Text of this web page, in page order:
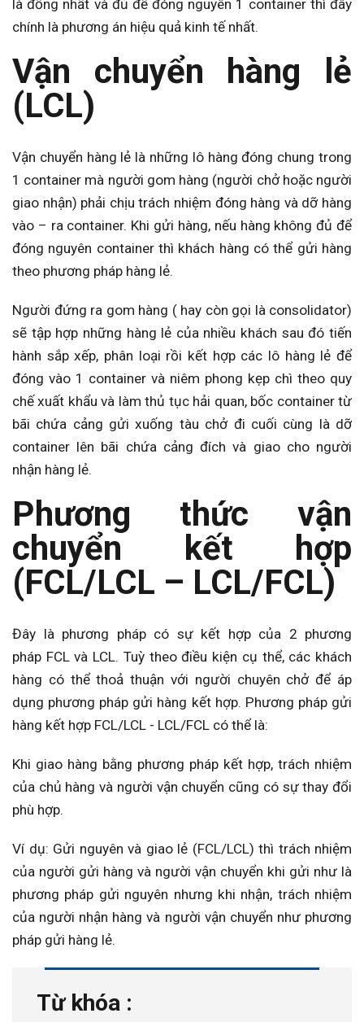
là đồng nhất và đủ để đóng nguyên 1 container thì đây
chính là phương án hiệu quả kinh tế nhất.
Vận chuyển hàng lẻ
(LCL)
Vận chuyển hàng lẻ là những lô hàng đóng chung trong
1 container mà người gom hàng (người chở hoặc người
giao nhận) phải chịu trách nhiệm đóng hàng và dỡ hàng
vào – ra container. Khi gửi hàng, nếu hàng không đủ để
đóng nguyên container thì khách hàng có thể gửi hàng
theo phương pháp hàng lẻ.
Người đứng ra gom hàng ( hay còn gọi là consolidator)
sẽ tập hợp những hàng lẻ của nhiều khách sau đó tiến
hành sắp xếp, phân loại rồi kết hợp các lô hàng lẻ để
đóng vào 1 container và niêm phong kẹp chì theo quy
chế xuất khẩu và làm thủ tục hải quan, bốc container từ
bãi chứa cảng gửi xuống tàu chở đi cuối cùng là dỡ
container lên bãi chứa cảng đích và giao cho người
nhận hàng lẻ.
Phương thức vận
chuyển kết hợp
(FCL/LCL – LCL/FCL)
Đây là phương pháp có sự kết hợp của 2 phương
pháp FCL và LCL. Tuỳ theo điều kiện cụ thể, các khách
hàng có thể thoả thuận với người chuyên chở để áp
dụng phương pháp gửi hàng kết hợp. Phương pháp gửi
hàng kết hợp FCL/LCL - LCL/FCL có thể là:
Khi giao hàng bằng phương pháp kết hợp, trách nhiệm
của chủ hàng và người vận chuyển cũng có sự thay đổi
phù hợp.
Ví dụ: Gửi nguyên và giao lẻ (FCL/LCL) thì trách nhiệm
của người gửi hàng và người vận chuyển khi gửi như là
phương pháp gửi nguyên nhưng khi nhận, trách nhiệm
của người nhận hàng và người vận chuyển như phương
pháp gửi hàng lẻ.
Từ khóa :